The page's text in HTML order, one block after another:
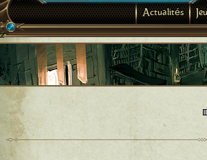
Actualités Jeu